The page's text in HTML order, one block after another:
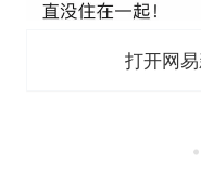
打开网